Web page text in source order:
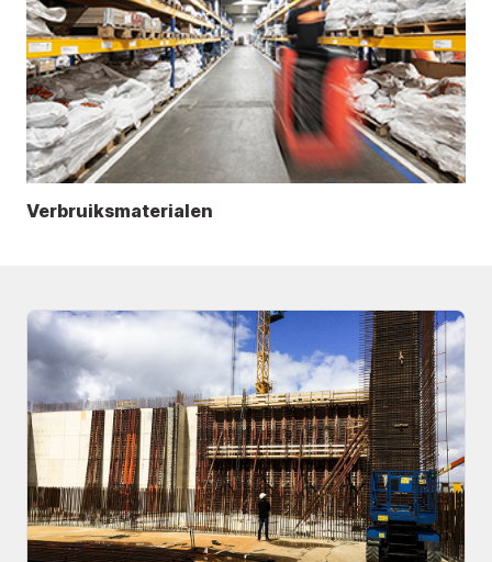
Verbruiksmaterialen